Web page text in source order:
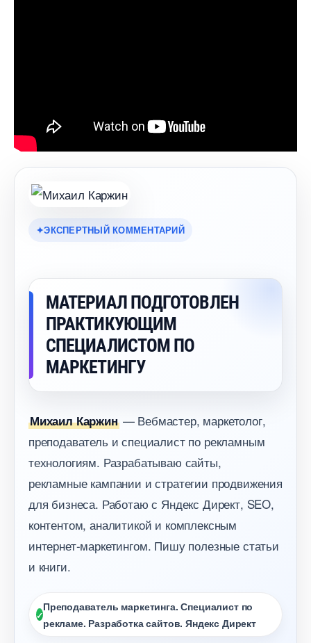
ЭКСПЕРТНЫЙ КОММЕНТАРИЙ
МАТЕРИАЛ ПОДГОТОВЛЕН
ПРАКТИКУЮЩИМ
СПЕЦИАЛИСТОМ ПО
МАРКЕТИНГУ
Михаил Каржин— Вебмастер, маркетолог,
преподаватель и специалист по рекламным
технологиям. Разрабатываю сайты,
рекламные кампании и стратегии продвижения
для бизнеса. Работаю с Яндекс Директ, SEO,
контентом, аналитикой и комплексным
интернет-маркетингом. Пишу полезные статьи
и книги.
Преподаватель маркетинга. Специалист по
рекламе. Разработка сайтов. Яндекс Директ